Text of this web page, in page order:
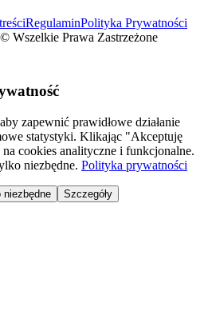
RegulaminPolityka Prywatności
© Wszelkie Prawa Zastrzeżone
zapewnić prawidłowe działanie
statystyki. Klikając "Akceptuję
cookies analityczne i funkcjonalne.
niezbędne. Polityka prywatności
niezbędne Szczegóły